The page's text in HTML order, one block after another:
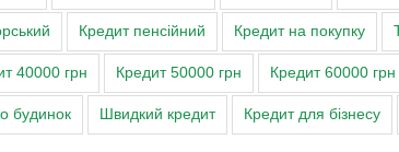
Кредит пенсійний Кредит на покупку
40000 грн Кредит 50000 грн Кредит 60000 грн
будинок Швидкий кредит Кредит для бізнесу